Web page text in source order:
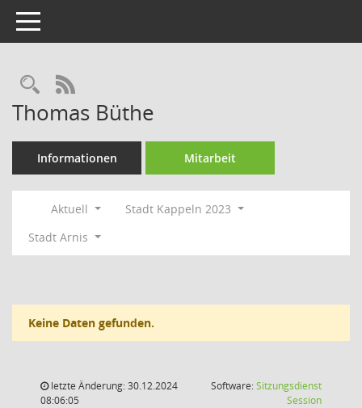
Toggle navigation
Rechercheauswahl
RSS-Feed
Thomas Büthe
Informationen Mitarbeit
Aktuell
Stadt Kappeln 2023
Stadt Arnis
Keine Daten gefunden.
letzte Änderung: 30.12.2024
08:06:05
Software:Sitzungsdienst
Session(Wird in